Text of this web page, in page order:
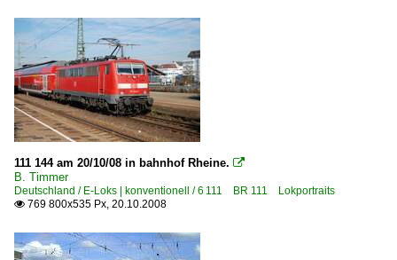
111 144 am 20/10/08 in bahnhof Rheine. 
B. Timmer
Deutschland / E-Loks | konventionell / 6 111 BR 111 Lokportraits
 769 800x535 Px, 20.10.2008